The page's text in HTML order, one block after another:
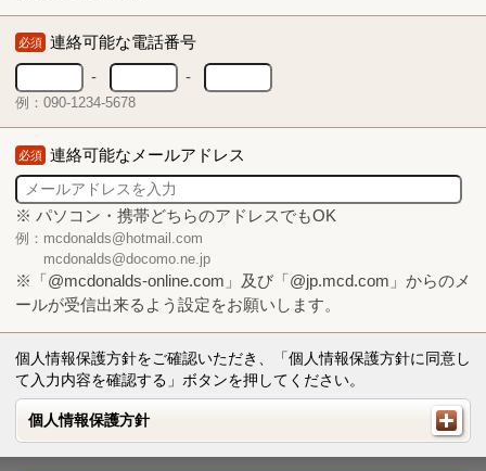
必須 連絡可能な電話番号
-
-
例：090-1234-5678
必須 連絡可能なメールアドレス
※ パソコン・携帯どちらのアドレスでもOK
例：mcdonalds@hotmail.com
mcdonalds@docomo.ne.jp
※「@mcdonalds-online.com」及び「@jp.mcd.com」からのメ
ールが受信出来るよう設定をお願いします。
個人情報保護方針をご確認いただき、「個人情報保護方針に同意し
て入力内容を確認する」ボタンを押してください。
個人情報保護方針
個人情報保護方針